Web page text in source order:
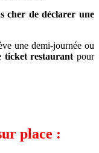
cher de déclarer une
une demi-journée ou
ticket restaurant pour
place :